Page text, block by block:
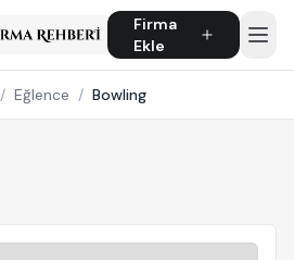
Firma
Ekle
/ Eğlence / Bowling